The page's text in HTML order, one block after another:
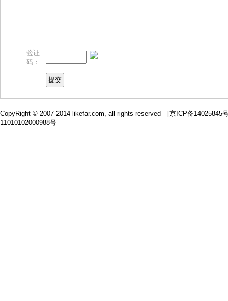
验证
码：
CopyRight © 2007-2014 likefar.com, all rights reserved [京ICP备14025845
11010102000988号